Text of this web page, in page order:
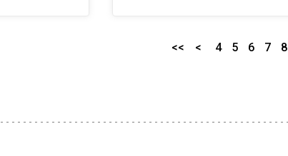
<< < 4 5 6 7 8